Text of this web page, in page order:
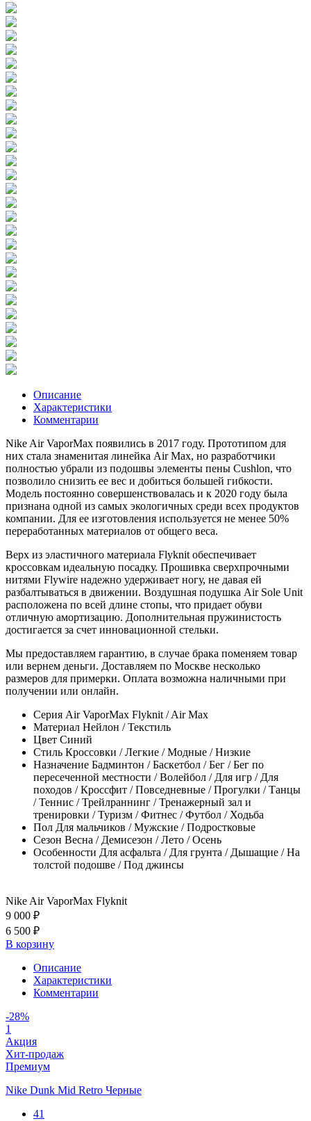
Описание
Характеристики
Комментарии
Nike Air VaporMax появились в 2017 году. Прототипом для
них стала знаменитая линейка Air Max, но разработчики
полностью убрали из подошвы элементы пены Cushlon, что
позволило снизить ее вес и добиться большей гибкости.
Модель постоянно совершенствовалась и к 2020 году была
признана одной из самых экологичных среди всех продуктов
компании. Для ее изготовления используется не менее 50%
переработанных материалов от общего веса.
Верх из эластичного материала Flyknit обеспечивает
кроссовкам идеальную посадку. Прошивка сверхпрочными
нитями Flywire надежно удерживает ногу, не давая ей
разбалтываться в движении. Воздушная подушка Air Sole Unit
расположена по всей длине стопы, что придает обуви
отличную амортизацию. Дополнительная пружинистость
достигается за счет инновационной стельки.
Мы предоставляем гарантию, в случае брака поменяем товар
или вернем деньги. Доставляем по Москве несколько
размеров для примерки. Оплата возможна наличными при
получении или онлайн.
Серия Air VaporMax Flyknit / Air Max
Материал Нейлон / Текстиль
Цвет Синий
Стиль Кроссовки / Легкие / Модные / Низкие
Назначение Бадминтон / Баскетбол / Бег / Бег по
пересеченной местности / Волейбол / Для игр / Для
походов / Кроссфит / Повседневные / Прогулки / Танцы
/ Теннис / Трейлраннинг / Тренажерный зал и
тренировки / Туризм / Фитнес / Футбол / Ходьба
Пол Для мальчиков / Мужские / Подростковые
Сезон Весна / Демисезон / Лето / Осень
Особенности Для асфальта / Для грунта / Дышащие / На
толстой подошве / Под джинсы
Nike Air VaporMax Flyknit
9 000 ₽
6 500 ₽
В корзину
Описание
Характеристики
Комментарии
-28%
1
Акция
Хит-продаж
Премиум
Nike Dunk Mid Retro Черные
41